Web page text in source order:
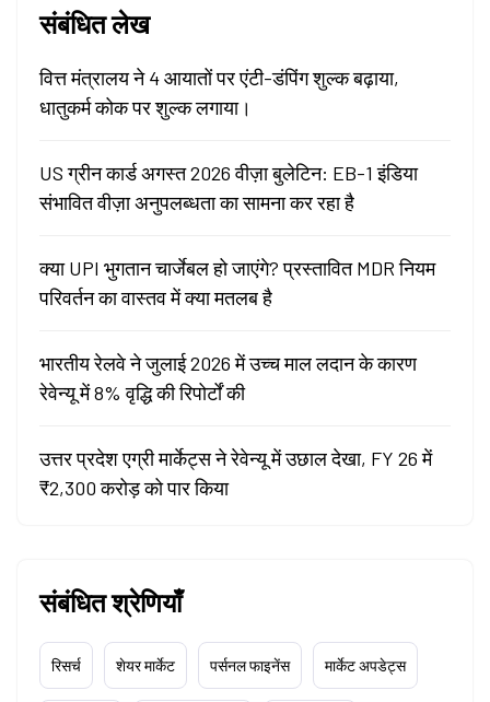
संबंधित लेख
वित्त मंत्रालय ने 4 आयातों पर एंटी-डंपिंग शुल्क बढ़ाया,
धातुकर्म कोक पर शुल्क लगाया।
US ग्रीन कार्ड अगस्त 2026 वीज़ा बुलेटिन: EB-1 इंडिया
संभावित वीज़ा अनुपलब्धता का सामना कर रहा है
क्या UPI भुगतान चार्जेबल हो जाएंगे? प्रस्तावित MDR नियम
परिवर्तन का वास्तव में क्या मतलब है
भारतीय रेलवे ने जुलाई 2026 में उच्च माल लदान के कारण
रेवेन्यू में 8% वृद्धि की रिपोर्टों की
उत्तर प्रदेश एग्री मार्केट्स ने रेवेन्यू में उछाल देखा, FY 26 में
₹2,300 करोड़ को पार किया
संबंधित श्रेणियाँ
रिसर्च शेयर मार्केट पर्सनल फाइनेंस मार्केट अपडेट्स